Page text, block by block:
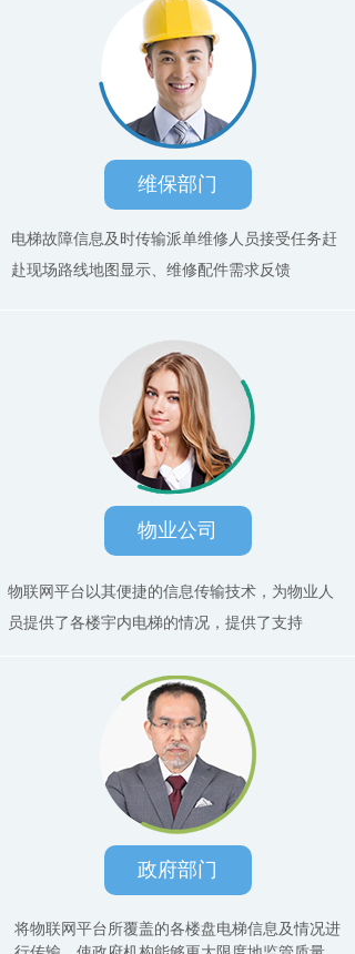
维保部门
电梯故障信息及时传输派单维修人员接受任务赶
赴现场路线地图显示、维修配件需求反馈
物业公司
政府部门
将物联网平台所覆盖的各楼盘电梯信息及情况进
物联网平台以其便捷的信息传输技术，为物业人
员提供了各楼宇内电梯的情况，提供了支持